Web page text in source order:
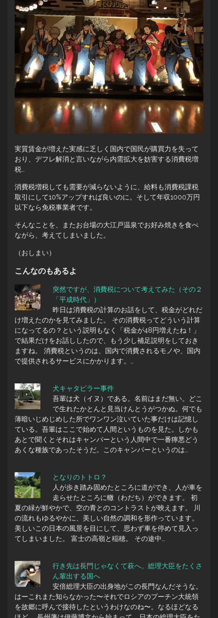
実質賃金が増えた実感に乏しく国内で国民が購買力を失って
おり、デフレ解消と言いながら内需拡大を妨害する消費税増
税…
消費税増税しても需要が減らないように、給料も消費税課税
取引にして10%アップすれば良いのに。そして年収1000万円
以下なら免税事業者です。
そんなことを、またお台場の大江戸温泉でお好み焼きを食べ
ながら、考えてしまいました。
（おしまい）
こんなのもあるよ
突然ですが、消費税について考えてみた（その２
「平成時代」）
昨日は消費税の計算のお話をして、税金がどれだ
け増えたのかを見てみました。 その消費税ってどういう計算
になってるの？という説明もなく「税金が48円増えたね！」
で結果だけをお話ししたので、もう少し補足説明をしておき
ますね。 消費税というのは、国内で消費されるモノや、国内
で提供されるサービスにかかります。…
犬キャタピラー事件
吾輩は犬（イヌ）である。名前はまだ無い。どこ
で生れたかとんと見当けんとうがつかぬ。何でも
薄暗いじめじめした所でワンワン泣いていた事だけは記憶し
ている。吾輩はここで始めて人間というものを見た。しかも
あとで聞くとそれはキャンパーという人間中で一番獰悪どう
あくな種族であったそうだ。このキャンパーというのは…
となりのトトロ？
人が歩き踏み固めたところに道ができ、人が車を
走らせたところに轍（わだち）ができます。 初
夏の緑が鮮やかで、空の青とのコントラストが映えます。 川
の流れもゆるやかに、美しい自然の調和を形作っています。
美しいこの日本の風景を目にして、思わず車を停めて見入っ
てしまいました。 富士の高嶺と稲穂。 その途中…
行き先は長門じゃなくて萩へ。総理大臣をたくさ
ん輩出する国へ
安倍総理大臣の出身地がこの長門なんだそうな。
はーこれまた知らなかった〜それでロシアのプーチン大統領
を故郷に呼んで接待したというわけなのね〜。なるほどなる